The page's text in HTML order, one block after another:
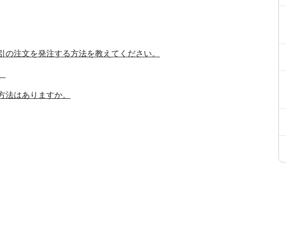
注文を発注する方法を教えてください。
はありますか。